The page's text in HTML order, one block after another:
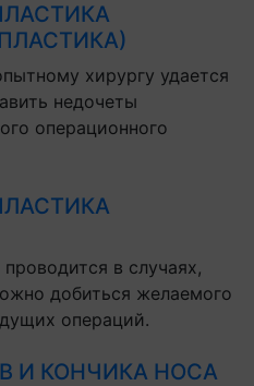
хирургу удается
недочеты
операционного
в случаях,
добиться желаемого
операций.
И КОНЧИКА НОСА